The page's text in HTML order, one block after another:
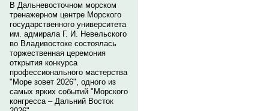
В Дальневосточном морском
тренажерном центре Морского
государственного университета
им. адмирала Г. И. Невельского
во Владивостоке состоялась
торжественная церемония
открытия конкурса
профессионального мастерства
"Море зовет 2026", одного из
самых ярких событий "Морского
конгресса – Дальний Восток